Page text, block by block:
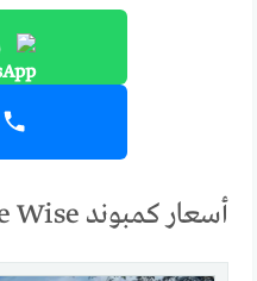
أسعار كمبوند Life Wise القاهرة الجديدة